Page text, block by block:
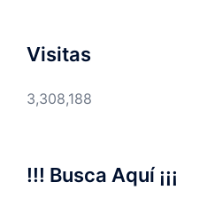
Visitas
3,308,188
!!! Busca Aquí ¡¡¡